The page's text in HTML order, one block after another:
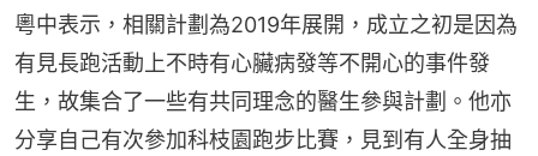
粵中表示，相關計劃為2019年展開，成立之初是因為
有見長跑活動上不時有心臟病發等不開心的事件發
生，故集合了一些有共同理念的醫生參與計劃。他亦
分享自己有次參加科枝園跑步比賽，見到有人全身抽